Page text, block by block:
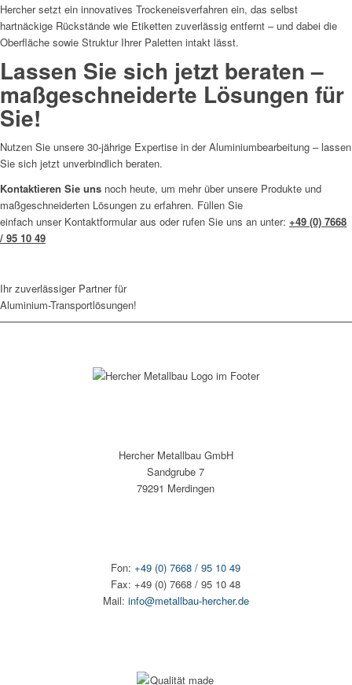
Hercher setzt ein innovatives Trockeneisverfahren ein, das selbst
hartnäckige Rückstände wie Etiketten zuverlässig entfernt – und dabei die
Oberfläche sowie Struktur Ihrer Paletten intakt lässt.
Lassen Sie sich jetzt beraten –
maßgeschneiderte Lösungen für
Sie!
Nutzen Sie unsere 30-jährige Expertise in der Aluminiumbearbeitung – lassen
Sie sich jetzt unverbindlich beraten.
Kontaktieren Sie uns noch heute, um mehr über unsere Produkte und
maßgeschneiderten Lösungen zu erfahren. Füllen Sie
einfach unser Kontaktformular aus oder rufen Sie uns an unter: +49 (0) 7668
/ 95 10 49
Ihr zuverlässiger Partner für
Aluminium-Transportlösungen!
Hercher Metallbau GmbH
Sandgrube 7
79291 Merdingen
Fon:+49 (0) 7668 / 95 10 49
Fax: +49 (0) 7668 / 95 10 48
Mail: info@metallbau-hercher.de